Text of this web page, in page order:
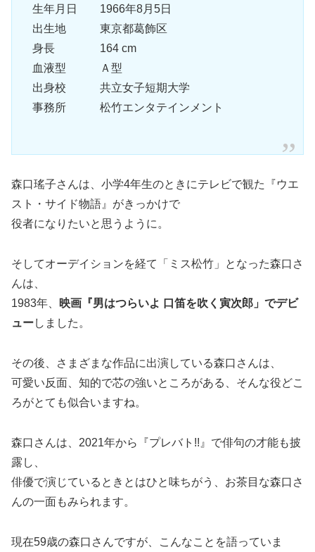
生年月日 1966年8月5日
出生地 東京都葛飾区
身長 164 cm
血液型 Ａ型
出身校 共立女子短期大学
事務所 松竹エンタテインメント
森口瑤子さんは、小学4年生のときにテレビで観た『ウエ
スト・サイド物語』がきっかけで
役者になりたいと思うように。
そしてオーデイションを経て「ミス松竹」となった森口さ
んは、
1983年、
映画『男はつらいよ 口笛を吹く寅次郎」でデビ
ューしました。
その後、さまざまな作品に出演している森口さんは、
可愛い反面、知的で芯の強いところがある、そんな役どこ
ろがとても似合いますね。
森口さんは、2021年から『プレバト!!』で俳句の才能も披
露し、
俳優で演じているときとはひと味ちがう、お茶目な森口さ
んの一面もみられます。
現在59歳の森口さんですが、こんなことを語っていま